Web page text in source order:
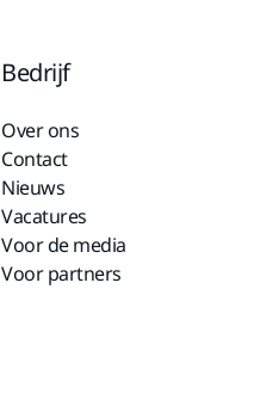
Bedrijf
Over ons
Contact
Nieuws
Vacatures
Voor de media
Voor partners